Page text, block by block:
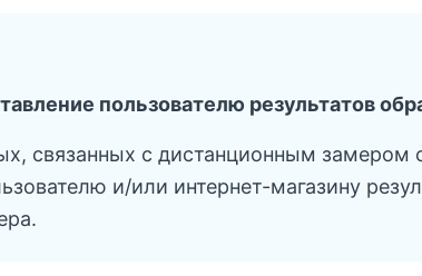
пользователю результатов
связанных с дистанционным
и/или интернет-магазину